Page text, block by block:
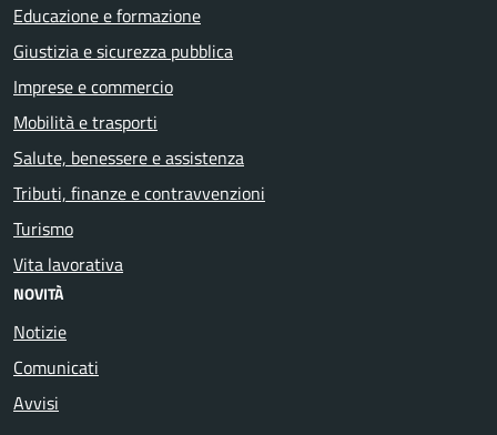
Educazione e formazione
Giustizia e sicurezza pubblica
Imprese e commercio
Mobilità e trasporti
Salute, benessere e assistenza
Tributi, finanze e contravvenzioni
Turismo
Vita lavorativa
NOVITÀ
Notizie
Comunicati
Avvisi